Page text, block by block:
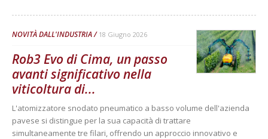
NOVITÀ DALL'INDUSTRIA 18 Giugno 2026
Rob3 Evo di Cima, un passo
avanti significativo nella
viticoltura di...
L'atomizzatore snodato pneumatico a basso volume dell'azienda
pavese si distingue per la sua capacità di trattare
simultaneamente tre filari, offrendo un approccio innovativo e